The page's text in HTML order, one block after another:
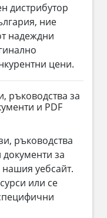
дистрибутор
ние
надеждни
цени.
ръководства за
и PDF
ръководства
документи за
нашия уебсайт.
или се